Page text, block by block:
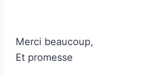
Merci beaucoup,
Et promesse